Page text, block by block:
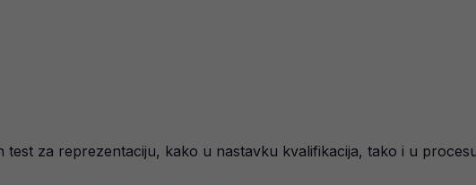
test za reprezentaciju, kako u nastavku kvalifikacija, tako i u